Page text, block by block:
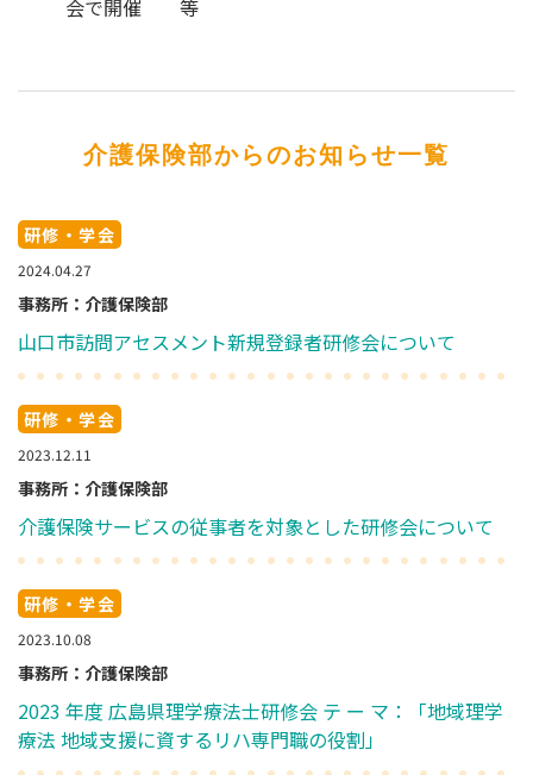
会で開催 等
介護保険部からのお知らせ一覧
研修・学会
2024.04.27
事務所：介護保険部
山口市訪問アセスメント新規登録者研修会について
研修・学会
2023.12.11
事務所：介護保険部
介護保険サービスの従事者を対象とした研修会について
研修・学会
2023.10.08
事務所：介護保険部
2023 年度 広島県理学療法士研修会 テ ー マ：「地域理学
療法 地域支援に資するリハ専門職の役割」